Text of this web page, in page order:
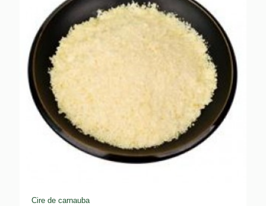
Cire de carnauba